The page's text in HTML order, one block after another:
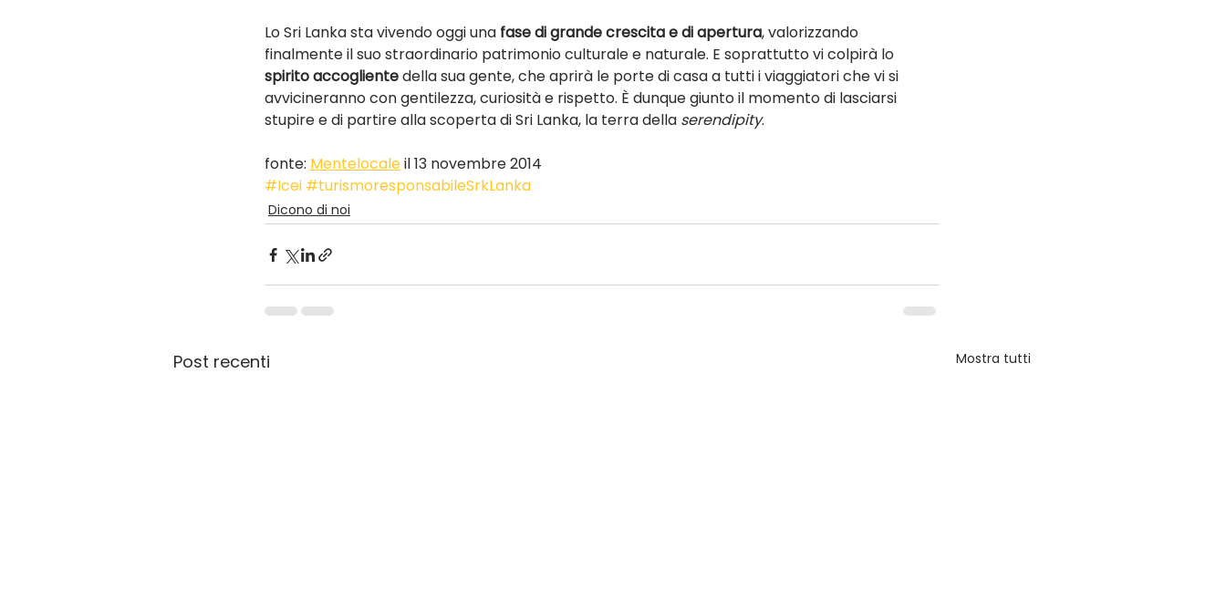
Lo Sri Lanka sta vivendo oggi una fase di grande crescita e di apertura, valorizzando
finalmente il suo straordinario patrimonio culturale e naturale. E soprattutto vi colpirà lo
spirito accogliente della sua gente, che aprirà le porte di casa a tutti i viaggiatori che vi si
avvicineranno con gentilezza, curiosità e rispetto. È dunque giunto il momento di lasciarsi
stupire e di partire alla scoperta di Sri Lanka, la terra della serendipity.
fonte: Mentelocale il 13 novembre 2014
#Icei #turismoresponsabileSrkLanka
Dicono di noi
Post recenti Mostra tutti